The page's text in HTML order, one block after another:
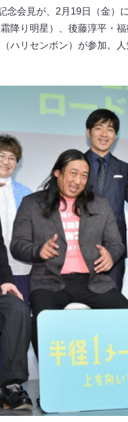
念会見が、2月19日（金
降り明星）、後藤淳平・
ハリセンボン）が参加。